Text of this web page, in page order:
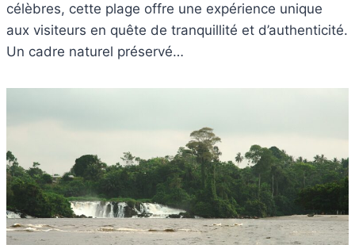
célèbres, cette plage offre une expérience unique
aux visiteurs en quête de tranquillité et d’authenticité.
Un cadre naturel préservé…